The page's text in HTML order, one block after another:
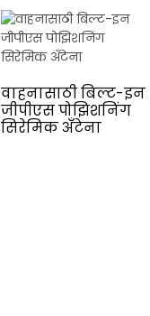
वाहनासाठी बिल्ट-इन
जीपीएस पोझिशनिंग
सिरेमिक अँटेना